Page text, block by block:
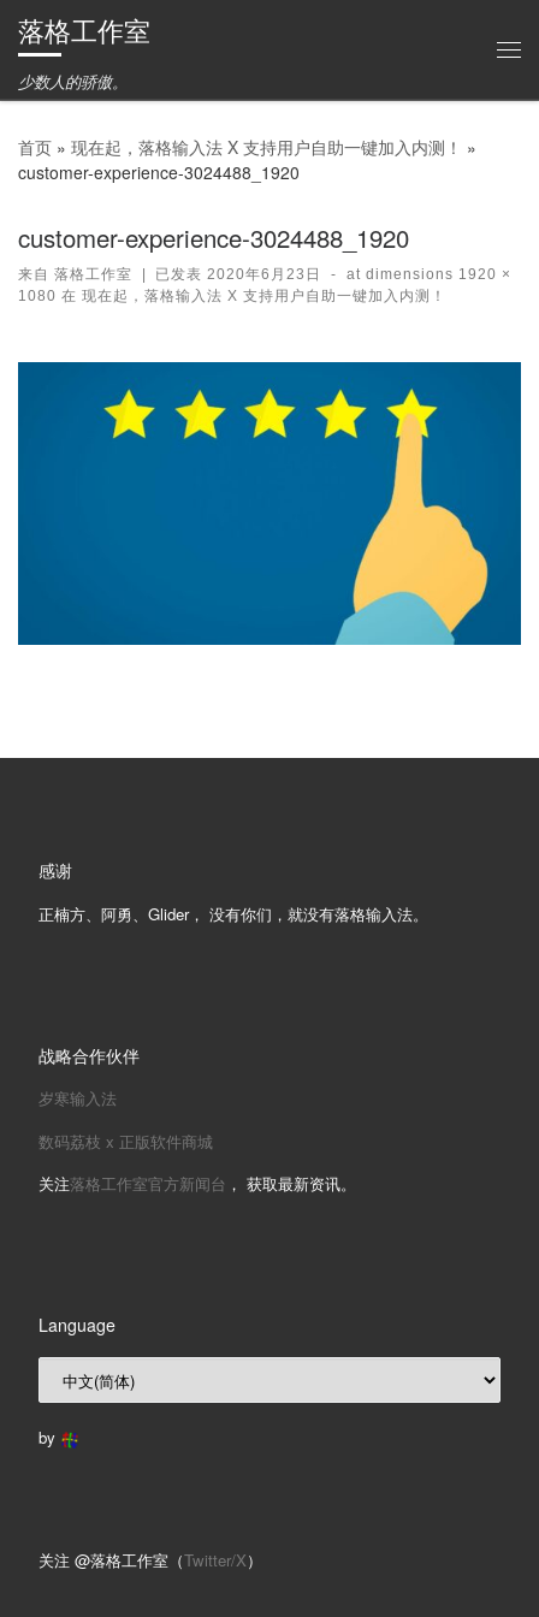
Skip to content
落格工作室
少数人的骄傲。
首页 » 现在起，落格输入法 X 支持用户自助一键加入内测！ »
customer-experience-3024488_1920
customer-experience-3024488_1920
来自 落格工作室 已发表2020年6月23日 - at dimensions 1920 ×
1080 在 现在起，落格输入法 X 支持用户自助一键加入内测！
图片导航
感谢
正楠方、阿勇、Glider， 没有你们，就没有落格输入法。
战略合作伙伴
岁寒输入法
数码荔枝 x 正版软件商城
关注落格工作室官方新闻台 ， 获取最新资讯。
Language
by
关注 @落格工作室（Twitter/X）